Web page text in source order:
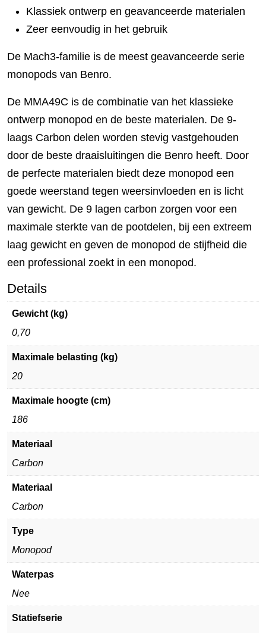
Klassiek ontwerp en geavanceerde materialen
Zeer eenvoudig in het gebruik
De Mach3-familie is de meest geavanceerde serie
monopods van Benro.
De MMA49C is de combinatie van het klassieke
ontwerp monopod en de beste materialen. De 9-
laags Carbon delen worden stevig vastgehouden
door de beste draaisluitingen die Benro heeft. Door
de perfecte materialen biedt deze monopod een
goede weerstand tegen weersinvloeden en is licht
van gewicht. De 9 lagen carbon zorgen voor een
maximale sterkte van de pootdelen, bij een extreem
laag gewicht en geven de monopod de stijfheid die
een professional zoekt in een monopod.
Details
Gewicht (kg)
0,70
Maximale belasting (kg)
20
Maximale hoogte (cm)
186
Materiaal
Carbon
Materiaal
Carbon
Type
Monopod
Waterpas
Nee
Statiefserie